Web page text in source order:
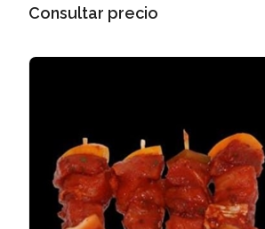
Consultar precio